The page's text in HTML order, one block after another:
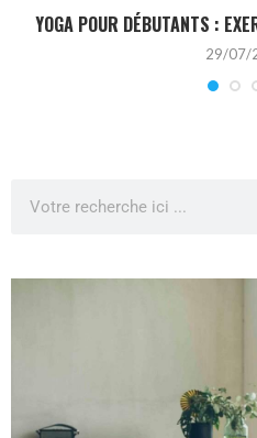
YOGA POUR DÉBUTANTS :
29/07/